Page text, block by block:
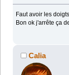
Faut avoir les
Bon ok j'arrête ça
Calia